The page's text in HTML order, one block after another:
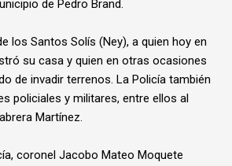
de Pedro Brand.
los Santos Solís (Ney), a quien hoy en
su casa y quien en otras ocasiones
de invadir terrenos. La Policía también
policiales y militares, entre ellos al
Martínez.
coronel Jacobo Mateo Moquete